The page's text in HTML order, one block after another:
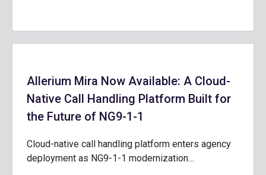
Allerium Mira Now Available: A Cloud-
Native Call Handling Platform Built for
the Future of NG9-1-1
Cloud-native call handling platform enters agency
deployment as NG9-1-1 modernization…